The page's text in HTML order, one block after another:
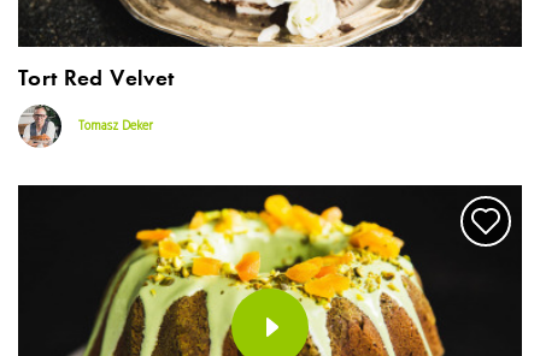
Tort Red Velvet
Tomasz Deker